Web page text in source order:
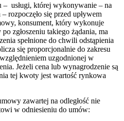
usługi, której wykonywanie – na
rozpoczęło się przed upływem
konsument, który wykonuje
zgłoszeniu takiego żądania, ma
spełnione do chwili odstąpienia
się proporcjonalnie do zakresu
uzgodnionej w
Jeżeli cena lub wynagrodzenie są
tej kwoty jest wartość rynkowa
zawartej na odległość nie
w odniesieniu do umów: